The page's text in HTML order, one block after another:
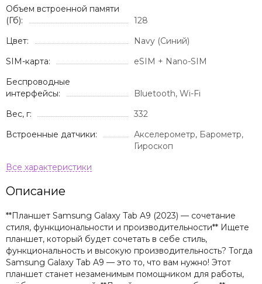
Объем встроенной памяти
(Гб):
128
Цвет:
Navy (Синий)
SIM-карта:
eSIM + Nano-SIM
Беспроводные
интерфейсы:
Bluetooth, Wi-Fi
Вес, г:
332
Встроенные датчики:
Акселерометр, Барометр,
Гироскоп
Описание
**Планшет Samsung Galaxy Tab A9 (2023) — сочетание
стиля, функциональности и производительности** Ищете
планшет, который будет сочетать в себе стиль,
функциональность и высокую производительность? Тогда
Samsung Galaxy Tab A9 — это то, что вам нужно! Этот
планшет станет незаменимым помощником для работы,